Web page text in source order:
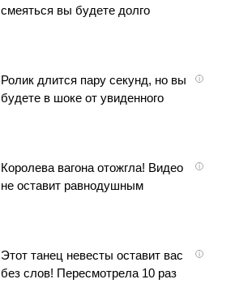
смеяться вы будете долго
i
Ролик длится пару секунд, но вы
будете в шоке от увиденного
i
Королева вагона отожгла! Видео
не оставит равнодушным
i
Этот танец невесты оставит вас
без слов! Пересмотрела 10 раз